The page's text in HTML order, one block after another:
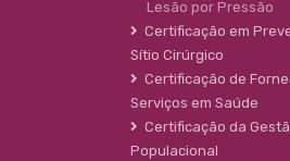
Lesão por Pressão
Certificação em
Sítio Cirúrgico
Certificação de
Serviços em Saúde
Certificação da
Populacional